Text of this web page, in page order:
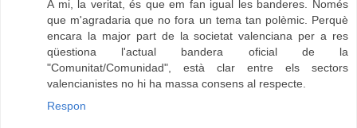
A mi, la veritat, és que em fan igual les banderes. Només
que m'agradaria que no fora un tema tan polèmic. Perquè
encara la major part de la societat valenciana per a res
qüestiona l'actual bandera oficial de la
"Comunitat/Comunidad", està clar entre els sectors
valencianistes no hi ha massa consens al respecte.
Respon